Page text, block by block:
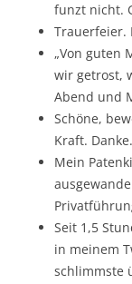
funzt nicht.
Trauerfeier.
„Von guten
wir getrost,
Abend und
Schöne,
Kraft.
Mein
Seit 1,5
in meinem
schlimmste